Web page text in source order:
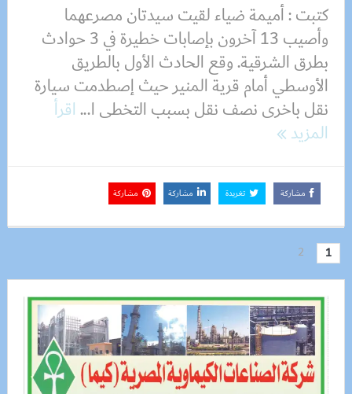
كتبت : أميمة ضياء لقيت سيدتان مصرعهما
وأصيب 13 آخرون بإصابات خطيرة في 3 حوادث
بطرق الشرقية. وقع الحادث الأول بالطريق
الأوسطي أمام قرية المنير حيث إصطدمت سيارة
نقل باخرى نصف نقل بسبب التخطى ا...اقرأ
المزيد
مشاركة تغريدة مشاركة مشاركة
1
2